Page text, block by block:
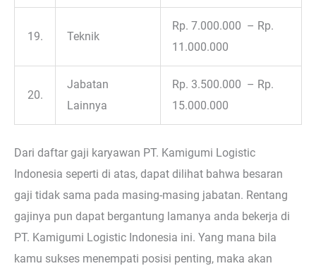
19. Teknik
Rp. 7.000.000 – Rp.
11.000.000
20.
Jabatan
Lainnya
Rp. 3.500.000 – Rp.
15.000.000
Dari daftar gaji karyawan PT. Kamigumi Logistic
Indonesia seperti di atas, dapat dilihat bahwa besaran
gaji tidak sama pada masing-masing jabatan. Rentang
gajinya pun dapat bergantung lamanya anda bekerja di
PT. Kamigumi Logistic Indonesia ini. Yang mana bila
kamu sukses menempati posisi penting, maka akan